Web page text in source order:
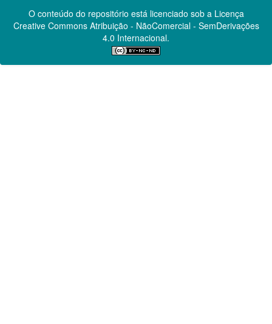
O conteúdo do repositório está licenciado sob a Licença
Creative CommonsAtribuição - NãoComercial - SemDerivações
4.0 Internacional.